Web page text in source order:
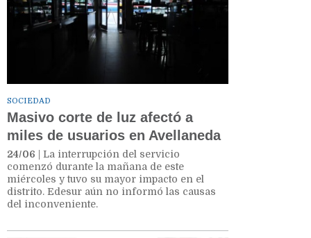
SOCIEDAD
Masivo corte de luz afectó a
miles de usuarios en Avellaneda
24/06 | La interrupción del servicio
comenzó durante la mañana de este
miércoles y tuvo su mayor impacto en el
distrito. Edesur aún no informó las causas
del inconveniente.